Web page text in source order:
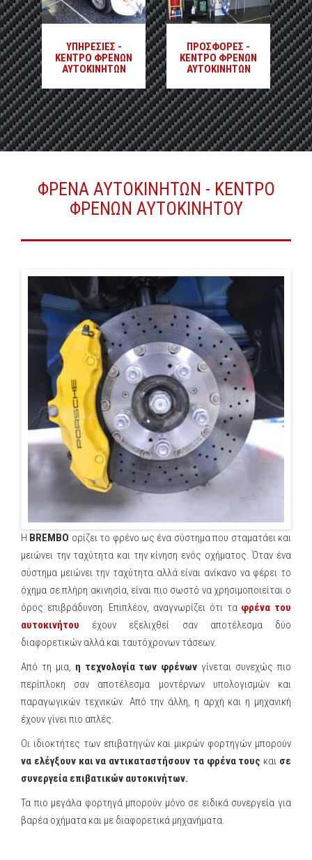
ΥΠΗΡΕΣΙΕΣ -
ΚΕΝΤΡΟ ΦΡΕΝΩΝ
ΑΥΤΟΚΙΝΗΤΩΝ
ΠΡΟΣΦΟΡΕΣ -
ΚΕΝΤΡΟ ΦΡΕΝΩΝ
ΑΥΤΟΚΙΝΗΤΩΝ
ΦΡΕΝΑ ΑΥΤΟΚΙΝΗΤΩΝ - ΚΕΝΤΡΟ
ΦΡΕΝΩΝ ΑΥΤΟΚΙΝΗΤΟΥ
Η BREMBO ορίζει το φρένο ως ένα σύστημα που σταματάει και
μειώνει την ταχύτητα και την κίνηση ενός οχήματος. Όταν ένα
σύστημα μειώνει την ταχύτητα αλλά είναι ανίκανο να φέρει το
όχημα σε πλήρη ακινησία, είναι πιο σωστό να χρησιμοποιείται ο
όρος επιβράδυνση. Επιπλέον, αναγνωρίζει ότι τα φρένα του
αυτοκινήτου έχουν εξελιχθεί σαν αποτέλεσμα δύο
διαφορετικών αλλά και ταυτόχρονων τάσεων.
Από τη μια, η τεχνολογία των φρένων γίνεται συνεχώς πιο
περίπλοκη σαν αποτέλεσμα μοντέρνων υπολογισμών και
παραγωγικών τεχνικών. Από την άλλη, η αρχή και η μηχανική
έχουν γίνει πιο απλές.
Οι ιδιοκτήτες των επιβατηγών και μικρών φορτηγών μπορούν
να ελέγξουν και να αντικαταστήσουν τα φρένα τους και σε
συνεργεία επιβατικών αυτοκινήτων.
Τα πιο μεγάλα φορτηγά μπορούν μόνο σε ειδικά συνεργεία για
βαρέα οχήματα και με διαφορετικά μηχανήματα.